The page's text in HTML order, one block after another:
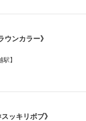
ウンカラー》
】
ッキリボブ》